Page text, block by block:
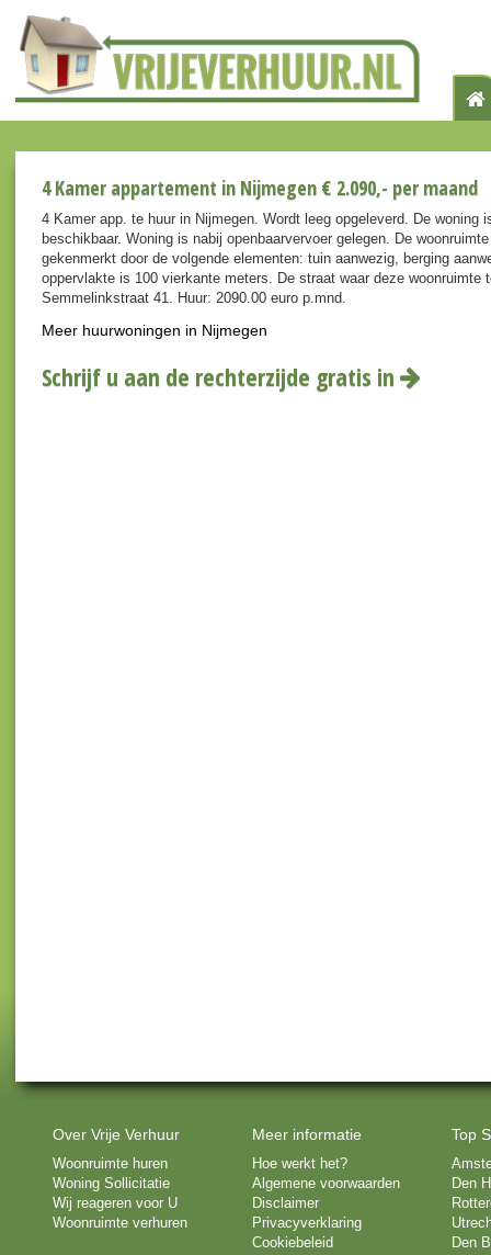
4 Kamer appartement in Nijmegen € 2.090,- per maand
4 Kamer app. te huur in Nijmegen. Wordt leeg opgeleverd. De woning
beschikbaar. Woning is nabij openbaarvervoer gelegen. De
gekenmerkt door de volgende elementen: tuin aanwezig, berging
oppervlakte is 100 vierkante meters. De straat waar deze woonruimte
Semmelinkstraat 41. Huur: 2090.00 euro p.mnd.
Meer huurwoningen in Nijmegen
Schrijf u aan de rechterzijde gratis in
Over Vrije Verhuur
Woonruimte huren
Woning Sollicitatie
Wij reageren voor U
Woonruimte verhuren
Meer informatie
Hoe werkt het?
Algemene voorwaarden
Disclaimer
Privacyverklaring
Cookiebeleid
Top
Den
Den